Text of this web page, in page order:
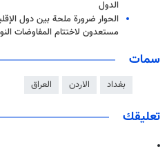
الدول
الحوار ضرورة ملحة بين دول
مستعدون لاختتام المفاوضات
سمات
بغداد الاردن العراق
تعليقك